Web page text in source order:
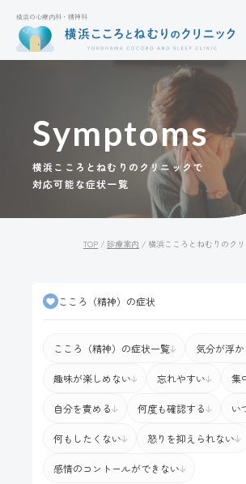
横浜の心療内科・精神科
Symptoms
横浜こころとねむりのクリニックで
対応可能な症状一覧
TOP / 診療案内 / 横浜こころとねむりのク
こころ （精神） の症状
こころ（精神）の症状一覧 気分が浮
趣味が楽しめない 忘れやすい 集
自分を責める 何度も確認する い
何もしたくない 怒りを抑えられない
感情のコントールができない
横浜の心療内科・精神科
横浜こころとねむりのク
初めての方へ
Menu
Access
WEB予約
18歳未満の方へ
プライバシーポリシー